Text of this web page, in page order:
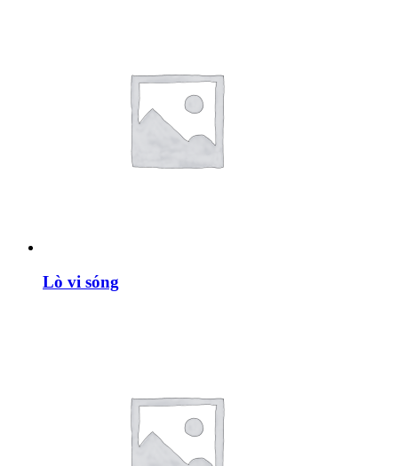
Lò vi sóng